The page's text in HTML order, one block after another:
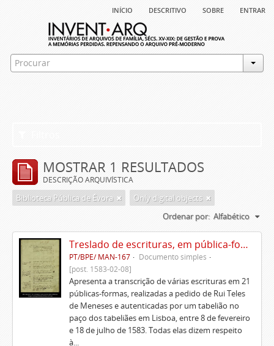
início descritivo sobre entrar
MOSTRAR 1 RESULTADOS
DESCRIÇÃO ARQUIVÍSTICA
Biblioteca Pública de Évora
Only digital objects
Ordenar por: Alfabético
Treslado de escrituras, em pública-forma, de Rui Teles de Meneses
PT/BPE/ MAN-167
Documento simples
[post. 1583-02-08]
Apresenta a transcrição de várias escrituras em 21
públicas-formas, realizadas a pedido de Rui Teles
de Meneses e autenticadas por um tabelião no
paço dos tabeliães em Lisboa, entre 8 de fevereiro
e 18 de julho de 1583. Todas elas dizem respeito
à...